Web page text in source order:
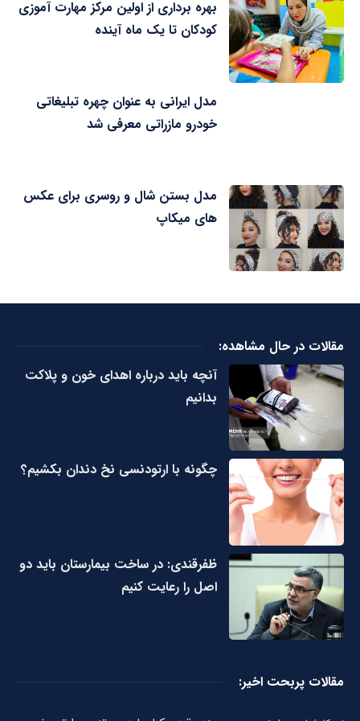
بهره برداری از اولین مرکز مهارت آموزی
کودکان تا یک ماه آینده
مدل ایرانی به عنوان چهره تبلیغاتی
خودرو مازراتی معرفی شد
مدل بستن شال و روسری برای عکس
های میکاپ
مقالات در حال مشاهده:
آنچه باید درباره اهدای خون و پلاکت
بدانیم
چگونه با ارتودنسی نخ دندان بکشیم؟
ظفرقندی: در ساخت بیمارستان باید دو
اصل را رعایت کنیم
مقالات پربحت اخیر: